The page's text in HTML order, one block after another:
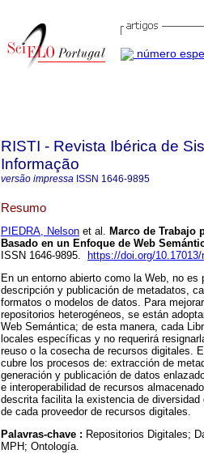
RISTI - Revista Ibérica de
Informação
versão impressa ISSN 1646-9895
Resumo
PIEDRA, Nelson et al. Marco de Trabajo
Basado en un Enfoque de Web
ISSN 1646-9895.
https://doi.org/
En un entorno abierto como la Web, no
descripción y publicación de metadatos,
formatos o modelos de datos. Para
repositorios heterogéneos, se están
Web Semántica; de esta manera, cada
locales específicas y no requerirá
reuso o la cosecha de recursos digitales.
cubre los procesos de: extracción de
generación y publicación de datos
e interoperabilidad de recursos
descrita facilita la existencia de
de cada proveedor de recursos digitales.
Palavras-chave : Repositorios Digitales;
MPH; Ontología.